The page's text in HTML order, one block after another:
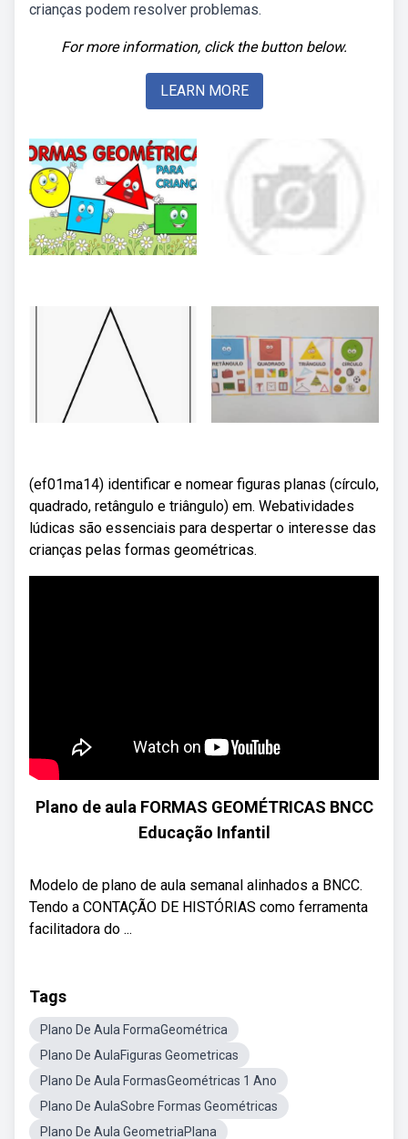
crianças podem resolver problemas.
For more information, click the button below.
LEARN MORE
(ef01ma14) identificar e nomear figuras planas (círculo,
quadrado, retângulo e triângulo) em. Webatividades
lúdicas são essenciais para despertar o interesse das
crianças pelas formas geométricas.
Plano de aula FORMAS GEOMÉTRICAS BNCC
Educação Infantil
Modelo de plano de aula semanal alinhados a BNCC.
Tendo a CONTAÇÃO DE HISTÓRIAS como ferramenta
facilitadora do ...
Tags
Plano De Aula FormaGeométrica
Plano De AulaFiguras Geometricas
Plano De Aula FormasGeométricas 1 Ano
Plano De AulaSobre Formas Geométricas
Plano De Aula GeometriaPlana